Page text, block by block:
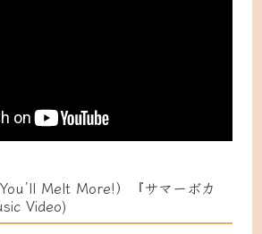
Melt More!）『サマーボカ
Video)